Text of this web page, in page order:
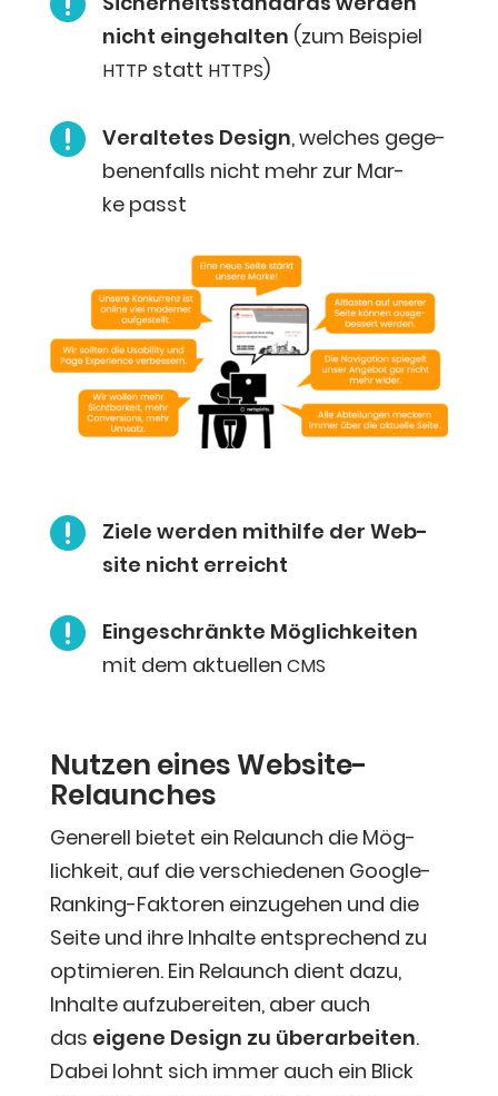
nicht ein­ge­hal­ten (zum Bei­spiel
HTTP statt HTTPS)
 Ver­al­te­tes Design, wel­ches gege­
be­nen­falls nicht mehr zur Mar­
ke passt

Zie­le wer­den mit­hil­fe der Web­
site nicht erreicht

Ein­ge­schränk­te Mög­lich­kei­ten
mit dem aktu­el­len CMS
Nut­zen eines Website-
Relaunches
Gene­rell bie­tet ein Relaunch die Mög­
lich­keit, auf die ver­schie­de­nen Goog­le-
Ran­king-Fak­to­ren ein­zu­ge­hen und die
Sei­te und ihre Inhal­te ent­spre­chend zu
opti­mie­ren. Ein Relaunch dient dazu,
Inhal­te auf­zu­be­rei­ten, aber auch
das eige­ne Design zu über­ar­bei­ten.
Dabei lohnt sich immer auch ein Blick